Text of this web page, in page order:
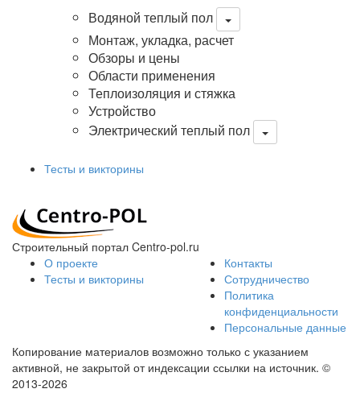
Водяной теплый пол
Монтаж, укладка, расчет
Обзоры и цены
Области применения
Теплоизоляция и стяжка
Устройство
Электрический теплый пол
Тесты и викторины
Строительный портал Centro-pol.ru
О проекте
Тесты и викторины
Контакты
Сотрудничество
Политика
конфиденциальности
Персональные данные
Копирование материалов возможно только с указанием
активной, не закрытой от индексации ссылки на источник. ©
2013-2026